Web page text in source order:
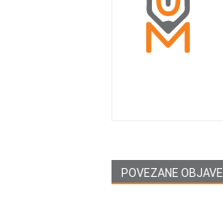
POVEZANE OBJAVE